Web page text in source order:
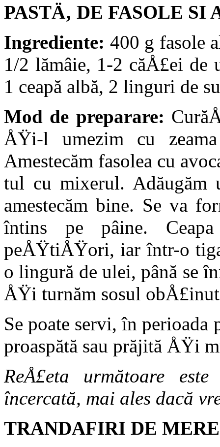
PASTÄ‚ DE FASOLE SI
Ingrediente: 400 g fasole
1/2 lămâie, 1-2 căÅ£ei
1 ceapă albă, 2 linguri de
Mod de preparare:
ÅŸi-l umezim cu
Amestecăm fa­solea cu
tul cu mixerul. Adăugăm
amestecăm bine. Se va
întins pe pâi­ne.
peÅŸtiÅŸori, iar într-o
o lingură de ulei, până se
ÅŸi turnăm sosul obÅ£inut
Se poate servi, în
proaspătă sau prăjită ÅŸi
ReÅ£eta următoare
încercată, mai ales dacă
TRANDAFIRI DE